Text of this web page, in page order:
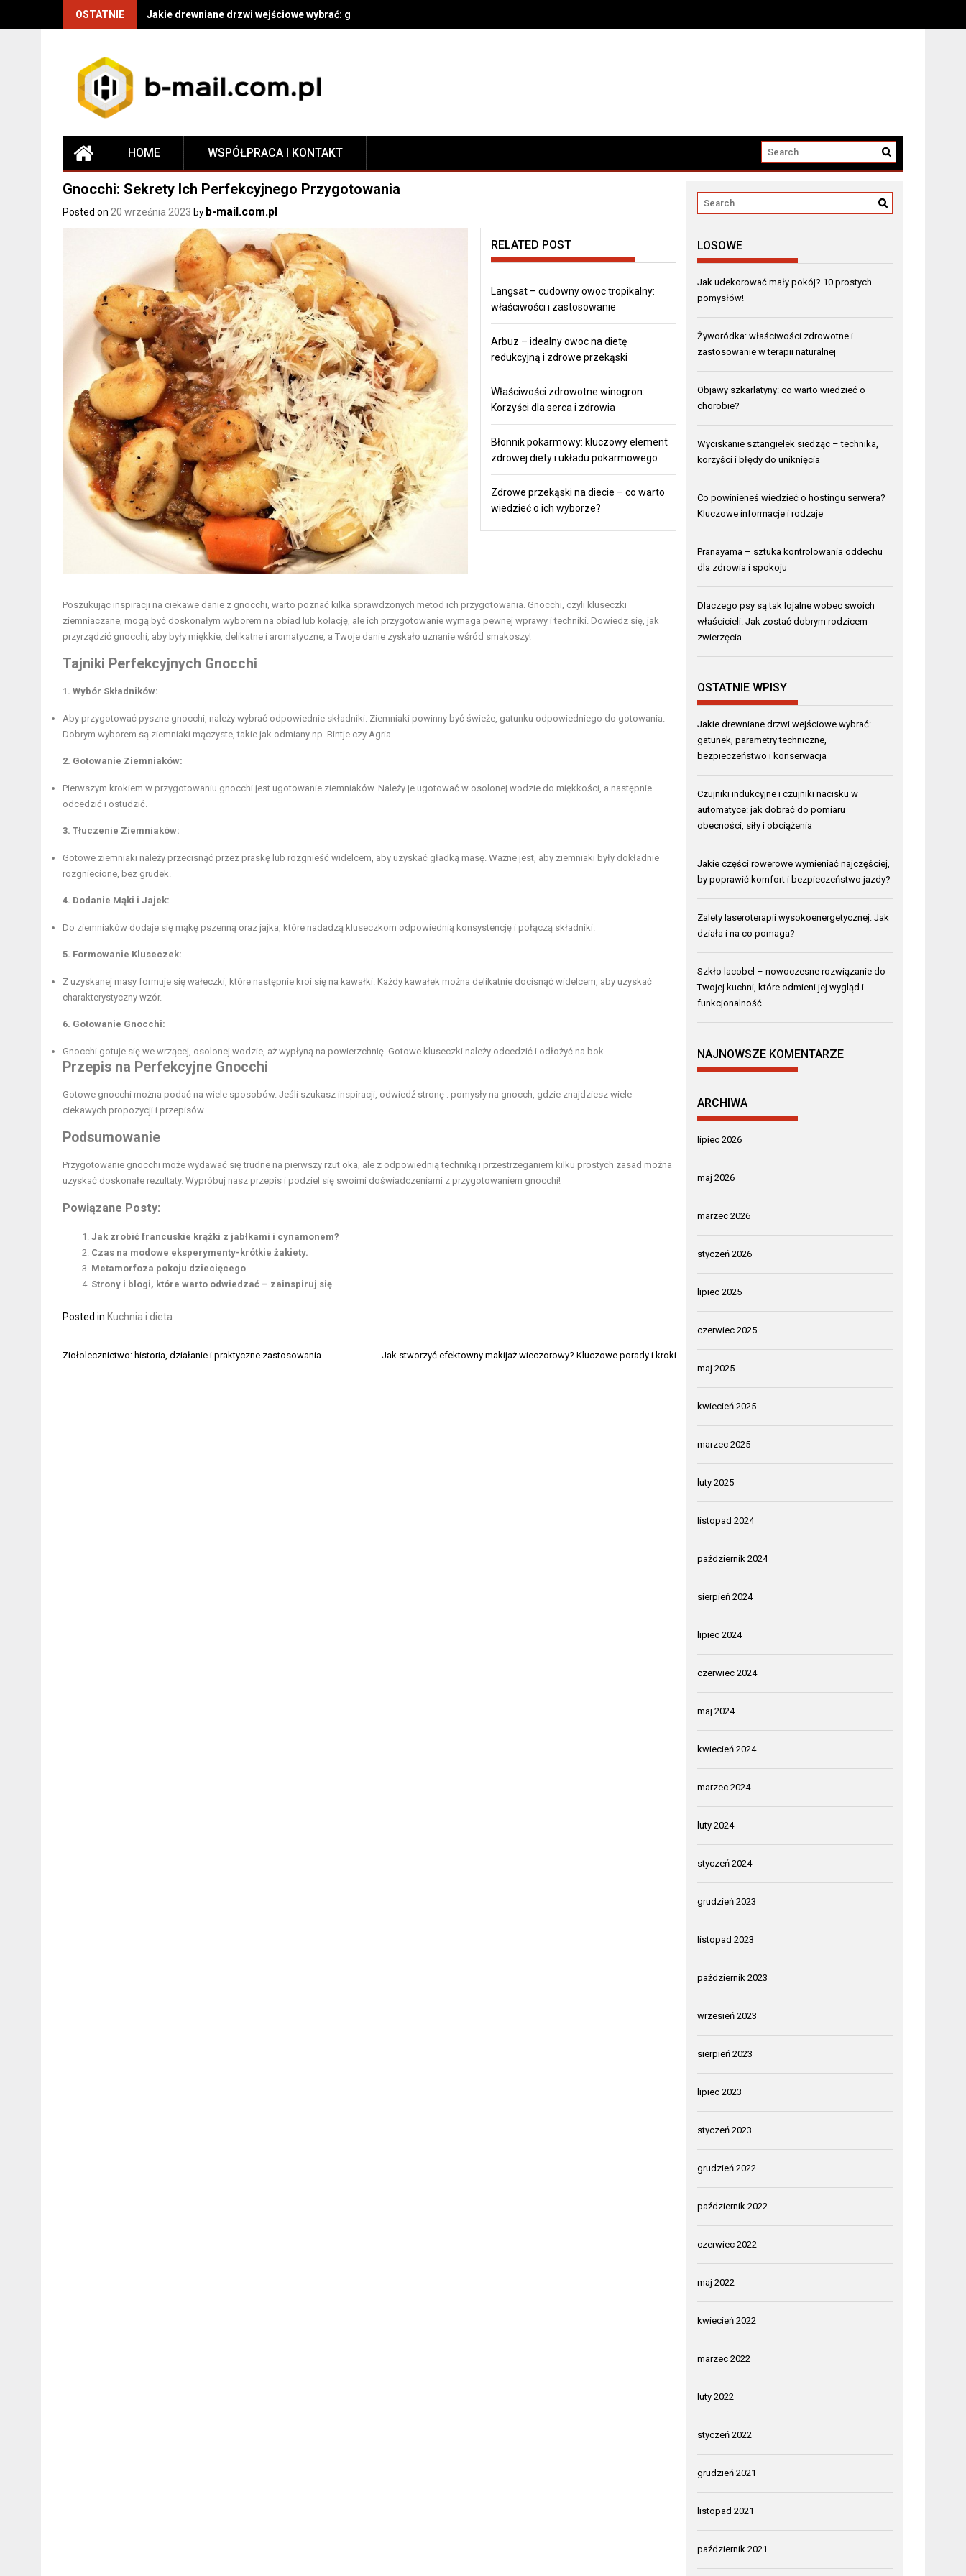
OSTATNIE Jakie drewniane drzwi wejściowe wybrać: gatunek, parametry techniczne, bezpieczeństwo i konserwacja
HOME WSPÓŁPRACA I KONTAKT
Gnocchi: Sekrety Ich Perfekcyjnego Przygotowania
Posted on 20 września 2023 by b-mail.com.pl
RELATED POST
Langsat – cudowny owoc tropikalny:
właściwości i zastosowanie
Arbuz – idealny owoc na dietę
redukcyjną i zdrowe przekąski
Właściwości zdrowotne winogron:
Korzyści dla serca i zdrowia
Błonnik pokarmowy: kluczowy element
zdrowej diety i układu pokarmowego
Zdrowe przekąski na diecie – co warto
wiedzieć o ich wyborze?
Poszukując inspiracji na ciekawe danie z gnocchi, warto poznać kilka sprawdzonych metod ich przygotowania. Gnocchi, czyli kluseczki
ziemniaczane, mogą być doskonałym wyborem na obiad lub kolację, ale ich przygotowanie wymaga pewnej wprawy i techniki. Dowiedz się, jak
przyrządzić gnocchi, aby były miękkie, delikatne i aromatyczne, a Twoje danie zyskało uznanie wśród smakoszy!
Tajniki Perfekcyjnych Gnocchi
1. Wybór Składników:
Aby przygotować pyszne gnocchi, należy wybrać odpowiednie składniki. Ziemniaki powinny być świeże, gatunku odpowiedniego do gotowania.
Dobrym wyborem są ziemniaki mączyste, takie jak odmiany np. Bintje czy Agria.
2. Gotowanie Ziemniaków:
Pierwszym krokiem w przygotowaniu gnocchi jest ugotowanie ziemniaków. Należy je ugotować w osolonej wodzie do miękkości, a następnie
odcedzić i ostudzić.
3. Tłuczenie Ziemniaków:
Gotowe ziemniaki należy przecisnąć przez praskę lub rozgnieść widelcem, aby uzyskać gładką masę. Ważne jest, aby ziemniaki były dokładnie
rozgniecione, bez grudek.
4. Dodanie Mąki i Jajek:
Do ziemniaków dodaje się mąkę pszenną oraz jajka, które nadadzą kluseczkom odpowiednią konsystencję i połączą składniki.
5. Formowanie Kluseczek:
Z uzyskanej masy formuje się wałeczki, które następnie kroi się na kawałki. Każdy kawałek można delikatnie docisnąć widelcem, aby uzyskać
charakterystyczny wzór.
6. Gotowanie Gnocchi:
Gnocchi gotuje się we wrzącej, osolonej wodzie, aż wypłyną na powierzchnię. Gotowe kluseczki należy odcedzić i odłożyć na bok.
Przepis na Perfekcyjne Gnocchi
Gotowe gnocchi można podać na wiele sposobów. Jeśli szukasz inspiracji, odwiedź stronę : pomysły na gnocch, gdzie znajdziesz wiele
ciekawych propozycji i przepisów.
Podsumowanie
Przygotowanie gnocchi może wydawać się trudne na pierwszy rzut oka, ale z odpowiednią techniką i przestrzeganiem kilku prostych zasad można
uzyskać doskonałe rezultaty. Wypróbuj nasz przepis i podziel się swoimi doświadczeniami z przygotowaniem gnocchi!
Powiązane Posty:
Jak zrobić francuskie krążki z jabłkami i cynamonem?
Czas na modowe eksperymenty-krótkie żakiety.
Metamorfoza pokoju dziecięcego
Strony i blogi, które warto odwiedzać – zainspiruj się
Posted in Kuchnia i dieta
Nawigacja
Ziołolecznictwo: historia, działanie i praktyczne zastosowania Jak stworzyć efektowny makijaż wieczorowy? Kluczowe porady i kroki
LOSOWE
Jak udekorować mały pokój? 10 prostych
pomysłów!
Żyworódka: właściwości zdrowotne i
zastosowanie w terapii naturalnej
Objawy szkarlatyny: co warto wiedzieć o
chorobie?
Wyciskanie sztangielek siedząc – technika,
korzyści i błędy do uniknięcia
Co powinieneś wiedzieć o hostingu serwera?
Kluczowe informacje i rodzaje
Pranayama – sztuka kontrolowania oddechu
dla zdrowia i spokoju
Dlaczego psy są tak lojalne wobec swoich
właścicieli. Jak zostać dobrym rodzicem
zwierzęcia.
OSTATNIE WPISY
Jakie drewniane drzwi wejściowe wybrać:
gatunek, parametry techniczne,
bezpieczeństwo i konserwacja
Czujniki indukcyjne i czujniki nacisku w
automatyce: jak dobrać do pomiaru
obecności, siły i obciążenia
Jakie części rowerowe wymieniać najczęściej,
by poprawić komfort i bezpieczeństwo jazdy?
Zalety laseroterapii wysokoenergetycznej: Jak
działa i na co pomaga?
Szkło lacobel – nowoczesne rozwiązanie do
Twojej kuchni, które odmieni jej wygląd i
funkcjonalność
NAJNOWSZE KOMENTARZE
ARCHIWA
lipiec 2026
maj 2026
marzec 2026
styczeń 2026
lipiec 2025
czerwiec 2025
maj 2025
kwiecień 2025
marzec 2025
luty 2025
listopad 2024
październik 2024
sierpień 2024
lipiec 2024
czerwiec 2024
maj 2024
kwiecień 2024
marzec 2024
luty 2024
styczeń 2024
grudzień 2023
listopad 2023
październik 2023
wrzesień 2023
sierpień 2023
lipiec 2023
styczeń 2023
grudzień 2022
październik 2022
czerwiec 2022
maj 2022
kwiecień 2022
marzec 2022
luty 2022
styczeń 2022
grudzień 2021
listopad 2021
październik 2021